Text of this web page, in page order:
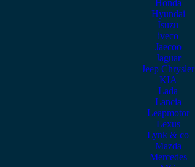
Honda
Hyundai
Isuzu
iveco
Jaecoo
Jaguar
Jeep Chrysler
KIA
Lada
Lancia
Leapmotor
Lexus
Lynk & co
Mazda
Mercedes